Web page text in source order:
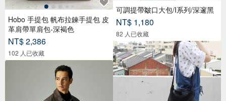
Hobo 手提包 帆布拉鍊手提包 皮
革肩帶單肩包-深褐色
NT$ 2,386
102 人已收藏
可調提帶皺口大包/I系列/深邃黑
NT$ 1,180
82 人已收藏